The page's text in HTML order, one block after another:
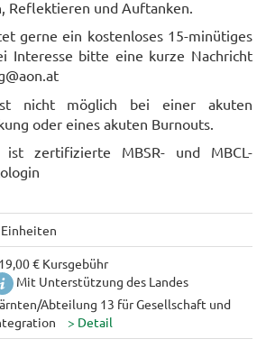
Reflektieren und Auftanken.
gerne ein kostenloses 15-minütiges
Interesse bitte eine kurze Nachricht
nicht möglich bei einer akuten
oder eines akuten Burnouts.
ist zertifizierte MBSR- und MBCL-
€ Kursgebühr
Mit Unterstützung des Landes
Abteilung 13 für Gesellschaft und